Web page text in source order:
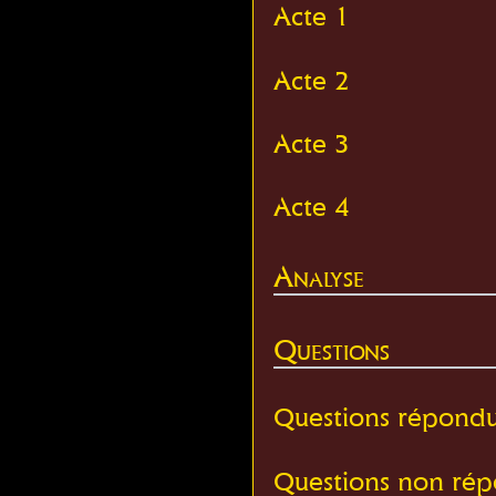
Acte 1
Acte 2
Acte 3
Acte 4
Analyse
Questions
Questions
Questions non